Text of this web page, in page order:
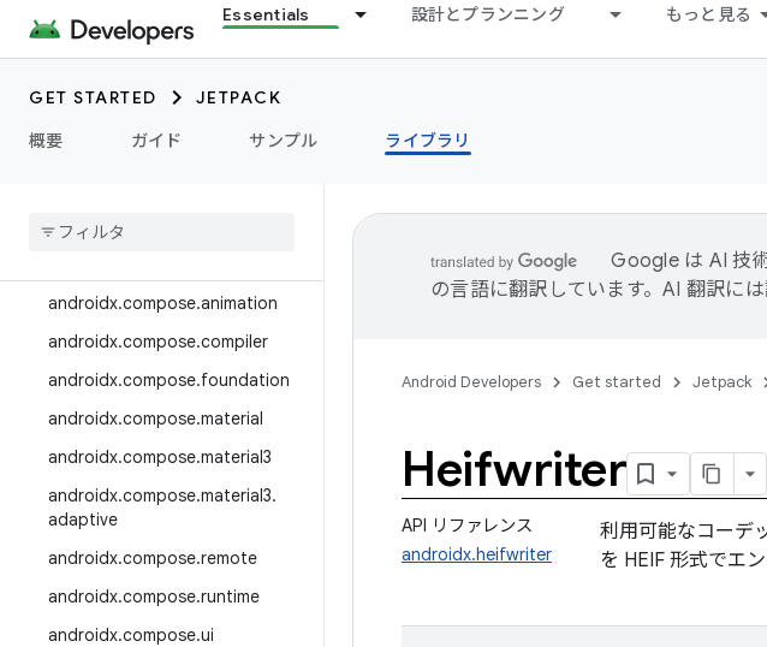
Essentials 設計とプランニング もっと見る
GET STARTED
JETPACK
概要
ガイド サンプル ライブラリ
androidx.camera.media3
androidx.car
androidx.car.app
androidx.
androidx.compose.animation
androidx.compose.compiler
androidx.compose.foundation
androidx.compose.material
androidx.compose.material3
androidx.compose.material3.
adaptive
androidx.compose.remote
androidx.compose.runtime
androidx.compose.ui
Google は AI 技
の言語に翻訳しています。AI 翻訳に
Android Developers Get started Jetpack
Heifwriter
API リファレンス
androidx.heifwriter
利用可能なコーデ
を HEIF 形式でエン